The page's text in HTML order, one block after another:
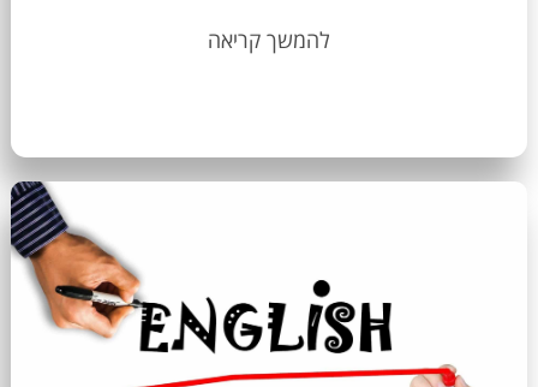
להמשך קריאה